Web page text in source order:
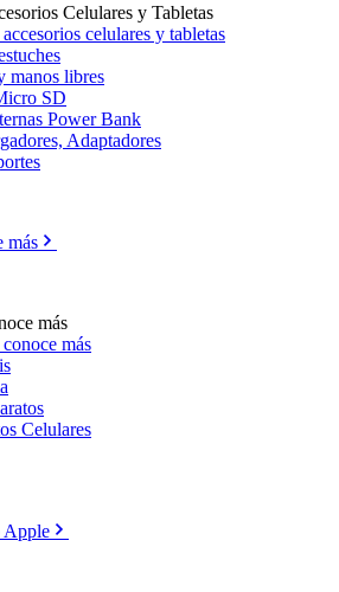
Celulares y Tabletas
celulares y tabletas
manos libres
SD
Power Bank
Adaptadores
más
más
más
Celulares
Apple